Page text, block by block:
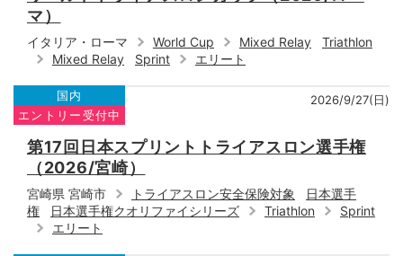
マ）
イタリア・ローマ World Cup Mixed Relay
Triathlon
Mixed Relay
Sprint エリート
国内
エントリー受付中
2026/9/27(日)
第17回日本スプリントトライアスロン選手権
（2026/宮崎）
宮崎県 宮崎市 トライアスロン安全保険対象
日本選手
権
日本選手権クオリファイシリーズ Triathlon
Sprint
エリート